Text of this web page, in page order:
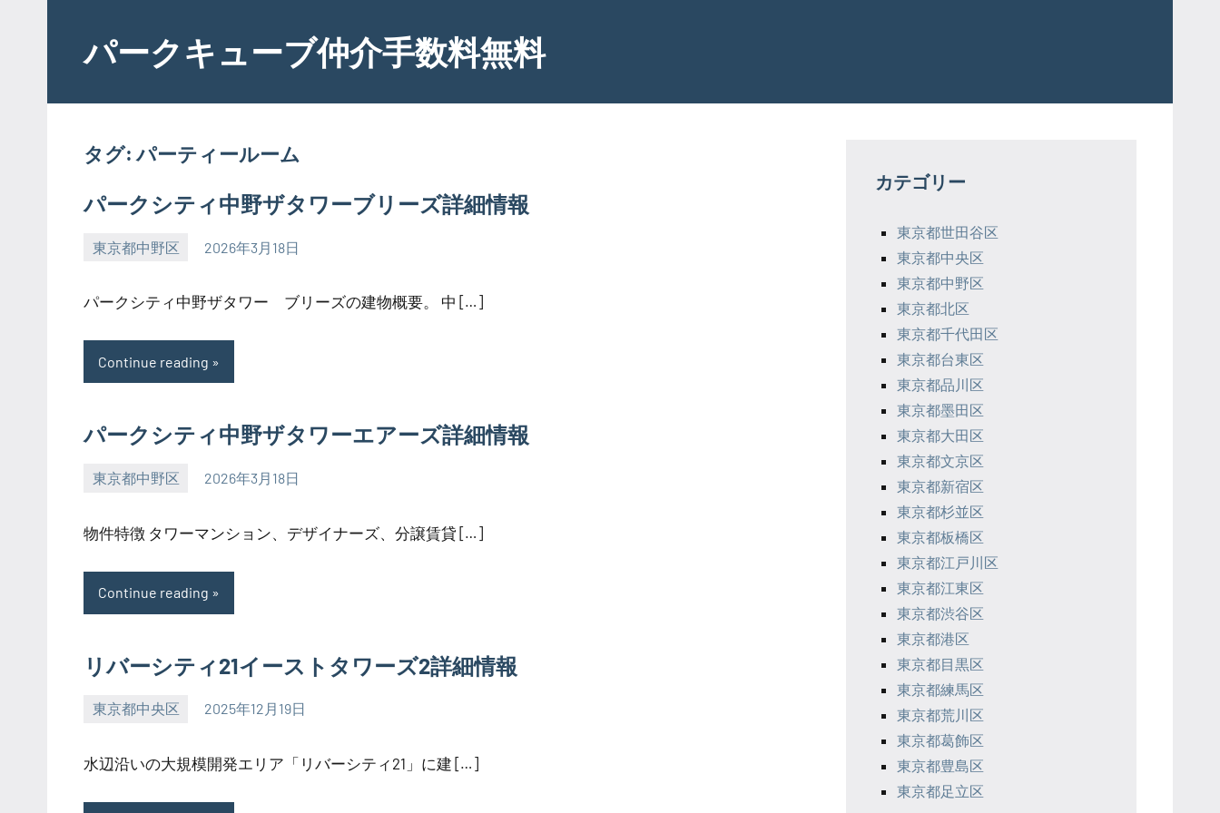
contentパークキューブ仲介手数料無料
タグ: パーティールーム
パークシティ中野ザタワーブリーズ詳細情報
東京都中野区 2026年3月18日
SEZIMO
パークシティ中野ザタワー ブリーズの建物概要。 中 […]
Continue reading
パークシティ中野ザタワーエアーズ詳細情報
東京都中野区 2026年3月18日
SEZIMO
物件特徴 タワーマンション、デザイナーズ、分譲賃貸 […]
Continue reading
リバーシティ21イーストタワーズ2詳細情報
東京都中央区 2025年12月19日
SEZIMO
水辺沿いの大規模開発エリア「リバーシティ21」に建 […]
カテゴリー
東京都世田谷区
東京都中央区
東京都中野区
東京都北区
東京都千代田区
東京都台東区
東京都品川区
東京都墨田区
東京都大田区
東京都文京区
東京都新宿区
東京都杉並区
東京都板橋区
東京都江戸川区
東京都江東区
東京都渋谷区
東京都港区
東京都目黒区
東京都練馬区
東京都荒川区
東京都葛飾区
東京都豊島区
東京都足立区